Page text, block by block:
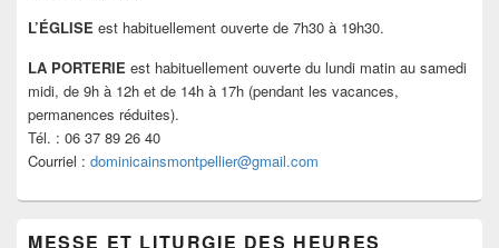
L’ÉGLISE est habituellement ouverte de 7h30 à 19h30.
LA PORTERIE est habituellement ouverte du lundi matin au samedi
midi, de 9h à 12h et de 14h à 17h (pendant les vacances,
permanences réduites).
Tél. : 06 37 89 26 40
Courriel : dominicainsmontpellier@gmail.com
MESSE ET LITURGIE DES HEURES